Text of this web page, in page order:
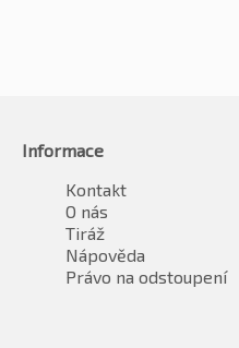
Informace
Kontakt
O nás
Tiráž
Nápověda
Právo na odstoupení